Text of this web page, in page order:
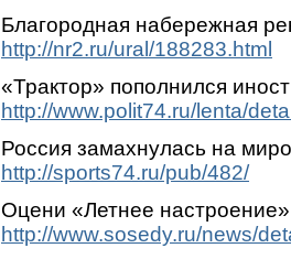
Благородная набережная
http://nr2.ru/ural/188283.html
«Трактор» пополнился
http://www.polit74.ru/lenta/
Россия замахнулась на
http://sports74.ru/pub/482/
Оцени «Летнее настроение»
http://www.sosedy.ru/news/